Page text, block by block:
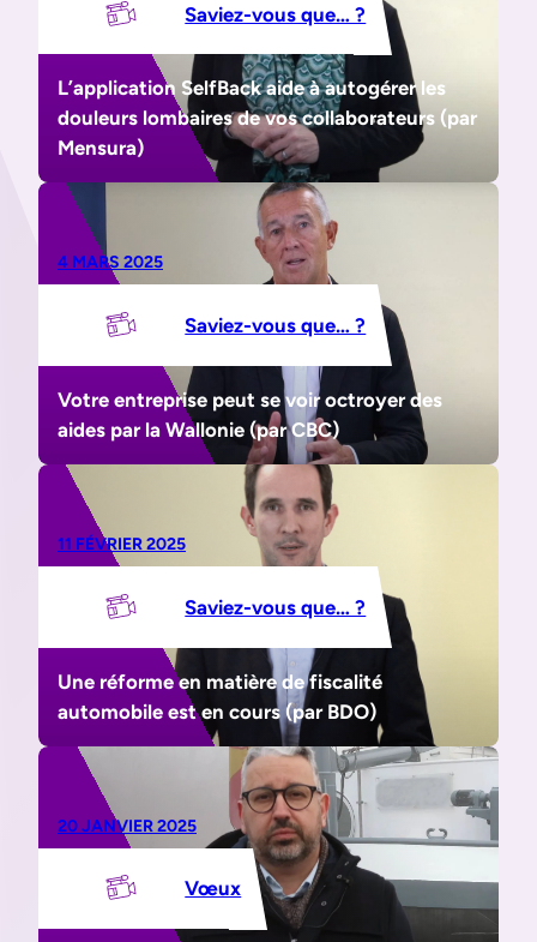
Saviez-vous que… ?
L’application SelfBack aide à autogérer les
douleurs lombaires de vos collaborateurs (par
Mensura)
4 MARS 2025
Saviez-vous que… ?
Votre entreprise peut se voir octroyer des
aides par la Wallonie (par CBC)
11 FÉVRIER 2025
Saviez-vous que… ?
Une réforme en matière de fiscalité
automobile est en cours (par BDO)
20 JANVIER 2025
Vœux